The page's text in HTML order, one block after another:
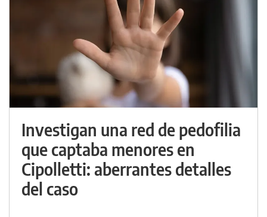
Investigan una red de pedofilia
que captaba menores en
Cipolletti: aberrantes detalles
del caso